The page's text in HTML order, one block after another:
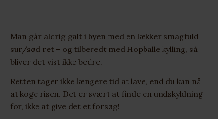
Man går aldrig galt i byen med en lækker smagfuld
sur/sød ret – og tilberedt med Hopballe kylling, så
bliver det vist ikke bedre.
Retten tager ikke længere tid at lave, end du kan nå
at koge risen. Det er svært at finde en undskyldning
for, ikke at give det et forsøg!